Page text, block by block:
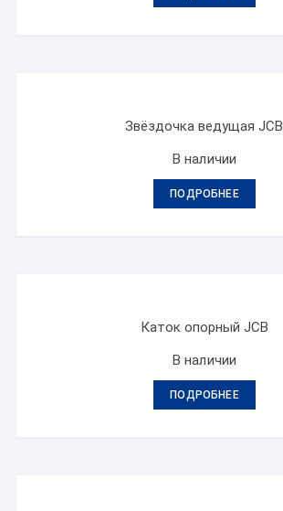
Звёздочка ведущая JCB
В наличии
ПОДРОБНЕЕ
Каток опорный JCB
В наличии
ПОДРОБНЕЕ